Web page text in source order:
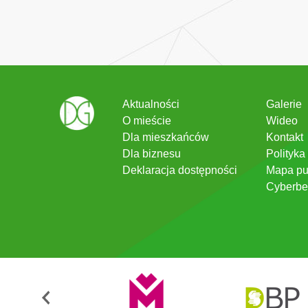
Aktualności
O mieście
Dla mieszkańców
Dla biznesu
Deklaracja dostępności
Galerie
Wideo
Kontakt
Mapa